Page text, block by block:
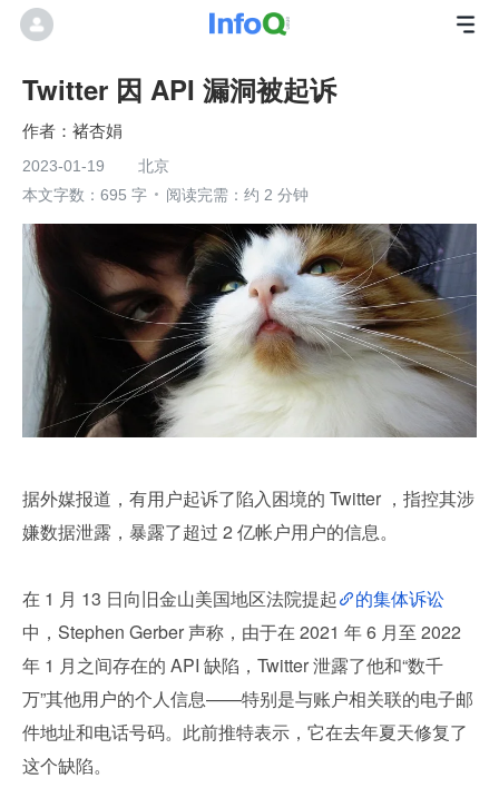
Twitter 因 API 漏洞被起诉
褚杏娟
2023-01-19
北京
本文字数：695 字
阅读完需：约 2 分钟
据外媒报道，有用户起诉了陷入困境的 Twitter ，指控其涉
嫌数据泄露，暴露了超过 2 亿帐户用户的信息。
在 1 月 13 日向旧金山美国地区法院提起
的集体诉讼
中，Stephen Gerber 声称，由于在 2021 年 6 月至 2022
年 1 月之间存在的 API 缺陷，Twitter 泄露了他和“数千
万”其他用户的个人信息——特别是与账户相关联的电子邮
件地址和电话号码。此前推特表示，它在去年夏天修复了
这个缺陷。